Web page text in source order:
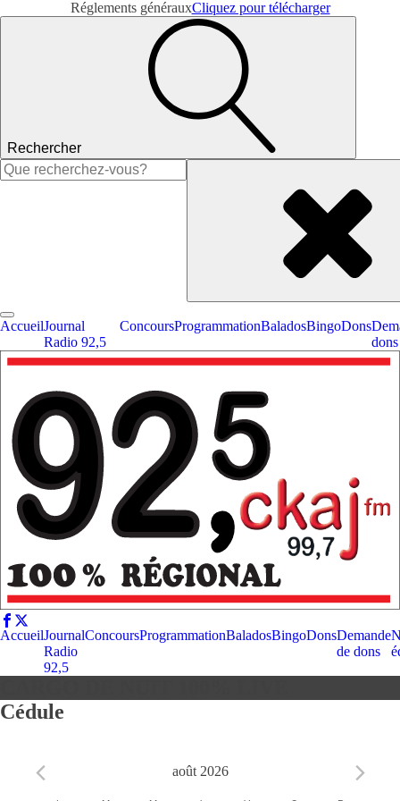
Réglements générauxCliquez pour télécharger
Rechercher
Rechercher :
AccueilJournal
Radio 92,5
ConcoursProgrammationBaladosBingoDons
dons
AccueilJournal
Radio
92,5
ConcoursProgrammationBaladosBingoDonsDemande
de dons
Cédule
août 2026